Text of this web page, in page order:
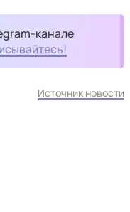
канале
Источник новости